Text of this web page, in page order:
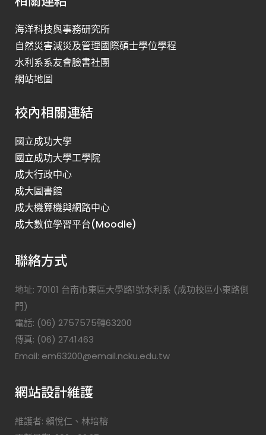
海洋科技與事務研究所
自然災害減災及管理國際碩士學位學程
水利系系友會臉書社團
網站地圖
校內相關連結
國立成功大學
國立成功大學工學院
成大行政中心
成大圖書館
成大機算機與網路中心
成大數位學習平台(Moodle)
聯絡方式
地址: 70101 台南市東區大學路1號水利系 (成功校區小東路側
門)
電話: (06) 2757575轉63200
傳真: (06) 2741463
Email: em63200@email.ncku.edu.tw
網站設計維護
維護者: 賴悅仁、林培榕